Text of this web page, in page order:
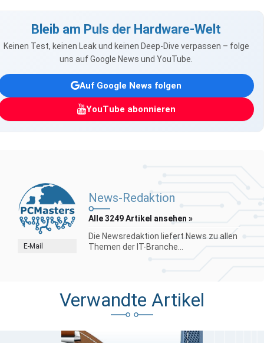
Bleib am Puls der Hardware-Welt
Keinen Test, keinen Leak und keinen Deep-Dive verpassen – folge
uns auf Google News und YouTube.
Auf Google News folgen
YouTube abonnieren
E-Mail
News-Redaktion
Alle 3249 Artikel ansehen »
Die Newsredaktion liefert News zu allen
Themen der IT-Branche...
Verwandte Artikel